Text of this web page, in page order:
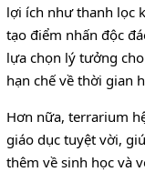
lợi ích như thanh lọc
tạo điểm nhấn độc
lựa chọn lý tưởng
hạn chế về thời gian
Hơn nữa, terrarium
giáo dục tuyệt vời,
thêm về sinh học và